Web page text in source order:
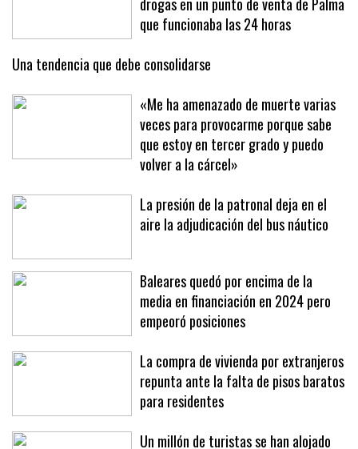
Libertad para el detenido que vendía
drogas en un punto de venta de Palma
que funcionaba las 24 horas
Una tendencia que debe consolidarse
«Me ha amenazado de muerte varias
veces para provocarme porque sabe
que estoy en tercer grado y puedo
volver a la cárcel»
La presión de la patronal deja en el
Baleares quedó por encima de la
media en financiación en 2024 pero
empeoró posiciones
La compra de vivienda por extranjeros
repunta ante la falta de pisos baratos
para residentes